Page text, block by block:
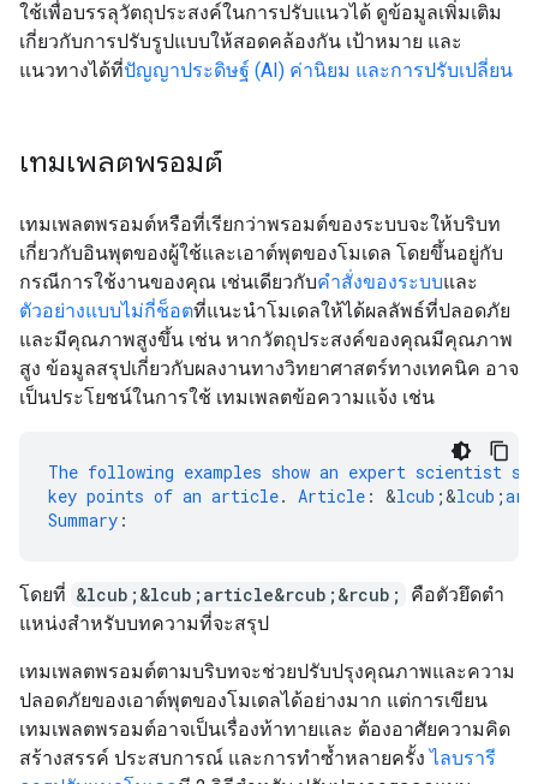
ใช้เพื่อบรรลุวัตถุประสงค์ในการปรับแนวได้ ดูข้อมูลเพิ่มเติม
เกี่ยวกับการปรับรูปแบบให้สอดคล้องกัน เป้าหมาย และ
แนวทางได้ที่ปัญญาประดิษฐ์ (AI) ค่านิยม และการปรับเปลี่ยน
เทมเพลตพรอมต์
เทมเพลตพรอมต์หรือที่เรียกว่าพรอมต์ของระบบจะให้บริบท
เกี่ยวกับอินพุตของผู้ใช้และเอาต์พุตของโมเดล โดยขึ้นอยู่กับ
กรณีการใช้งานของคุณ เช่นเดียวกับคำสั่งของระบบและ
ตัวอย่างแบบไม่กี่ช็อตที่แนะนำโมเดลให้ได้ผลลัพธ์ที่ปลอดภัย
และมีคุณภาพสูงขึ้น เช่น หากวัตถุประสงค์ของคุณมีคุณภาพ
สูง ข้อมูลสรุปเกี่ยวกับผลงานทางวิทยาศาสตร์ทางเทคนิค อาจ
เป็นประโยชน์ในการใช้ เทมเพลตข้อความแจ้ง เช่น
The following examples show an expert scientist
key points of an article. Article : &lcub ;&lcub ;
Summary :
โดยที่ &lcub;&lcub;article&rcub;&rcub;
คือตัวยึดตํา
แหน่งสำหรับบทความที่จะสรุป
เทมเพลตพรอมต์ตามบริบทจะช่วยปรับปรุงคุณภาพและความ
ปลอดภัยของเอาต์พุตของโมเดลได้อย่างมาก แต่การเขียน
เทมเพลตพรอมต์อาจเป็นเรื่องท้าทายและ ต้องอาศัยความคิด
สร้างสรรค์ ประสบการณ์ และการทำซ้ำหลายครั้งไลบรารี